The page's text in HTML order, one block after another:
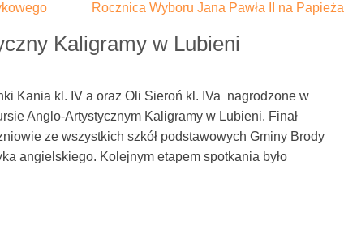
Rocznica Wyboru Jana Pawła II na Papieża
Kaligramy w Lubieni
Kania kl. IV a oraz Oli Sieroń kl. IVa nagrodzone w
Anglo-Artystycznym Kaligramy w Lubieni. Finał
ze wszystkich szkół podstawowych Gminy Brody
angielskiego. Kolejnym etapem spotkania było